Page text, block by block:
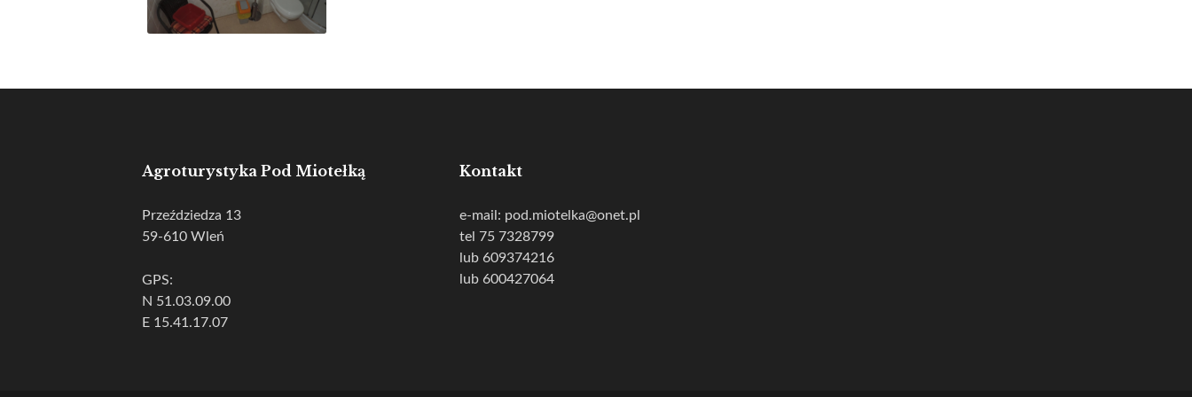
Agroturystyka Pod Miotełką
Przeździedza 13
59-610 Wleń
GPS:
N 51.03.09.00
E 15.41.17.07
Kontakt
e-mail: pod.miotelka@onet.pl
tel 75 7328799
lub 609374216
lub 600427064